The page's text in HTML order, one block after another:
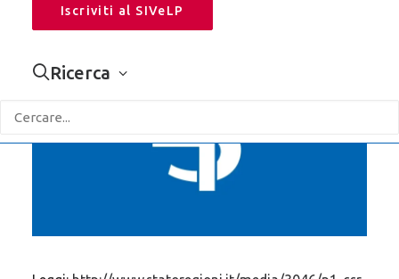
Iscriviti al SIVeLP
Ricerca
Categorie
Comunicati Stampa – Rassegna